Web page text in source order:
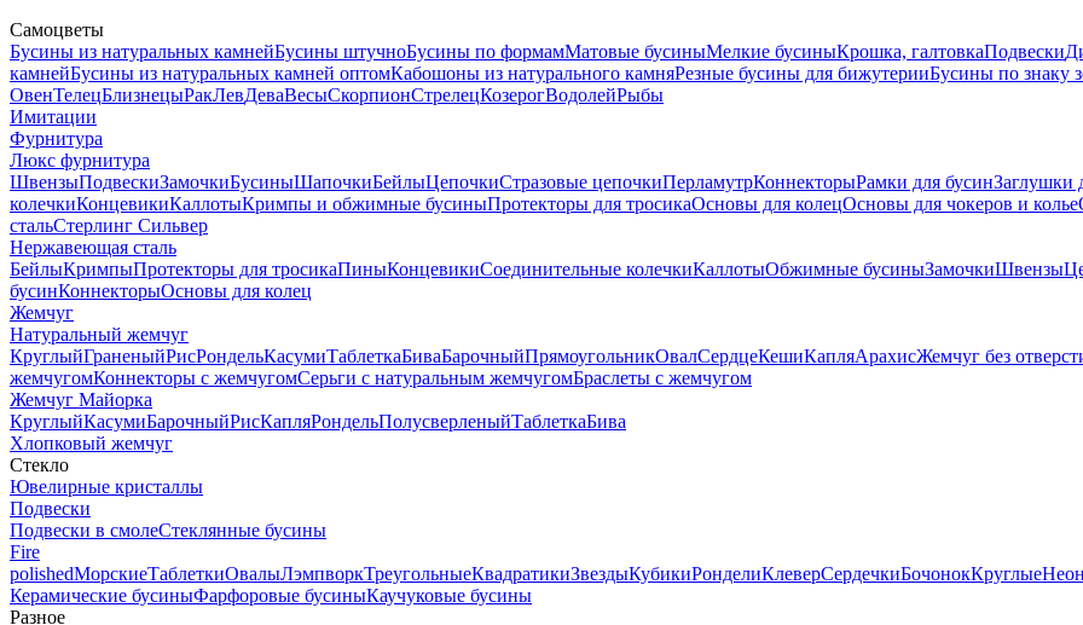
Самоцветы
Бусины из натуральных камнейБусины штучноБусины по формамМатовые бусиныМелкие бусиныКрошка, галтовкаПодвески
камнейБусины из натуральных камней оптомКабошоны из натурального камняРезные бусины для бижутерииБусины по знаку
ОвенТелецБлизнецыРакЛевДеваВесыСкорпионСтрелецКозерогВодолейРыбы
Имитации
Фурнитура
Люкс фурнитура
ШвензыПодвескиЗамочкиБусиныШапочкиБейлыЦепочкиСтразовые цепочкиПерламутрКоннекторыРамки для бусинЗаглушки
колечкиКонцевикиКаллотыКримпы и обжимные бусиныПротекторы для тросикаОсновы для колецОсновы для чокеров и колье
стальСтерлинг Сильвер
Нержавеющая сталь
БейлыКримпыПротекторы для тросикаПиныКонцевикиСоединительные колечкиКаллотыОбжимные бусиныЗамочкиШвензы
бусинКоннекторыОсновы для колец
Жемчуг
Натуральный жемчуг
КруглыйГраненыйРисРондельКасумиТаблеткаБиваБарочныйПрямоугольникОвалСердцеКешиКапляАрахисЖемчуг без
жемчугомКоннекторы с жемчугомСерьги с натуральным жемчугомБраслеты с жемчугом
Жемчуг Майорка
КруглыйКасумиБарочныйРисКапляРондельПолусверленыйТаблеткаБива
Хлопковый жемчуг
Стекло
Ювелирные кристаллы
Подвески
Подвески в смолеСтеклянные бусины
Fire
polishedМорскиеТаблеткиОвалыЛэмпворкТреугольныеКвадратикиЗвездыКубикиРонделиКлеверСердечкиБочонокКруглые
Керамические бусиныФарфоровые бусиныКаучуковые бусины
Разное